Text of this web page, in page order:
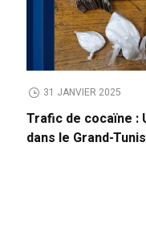
31 JANVIER 2025
Trafic de cocaïne :
dans le Grand-